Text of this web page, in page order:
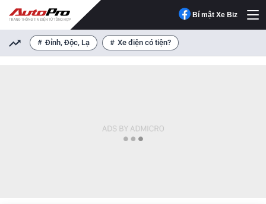
Bí mật Xe Biz
Đỉnh, Độc, Lạ Xe điện có tiện?